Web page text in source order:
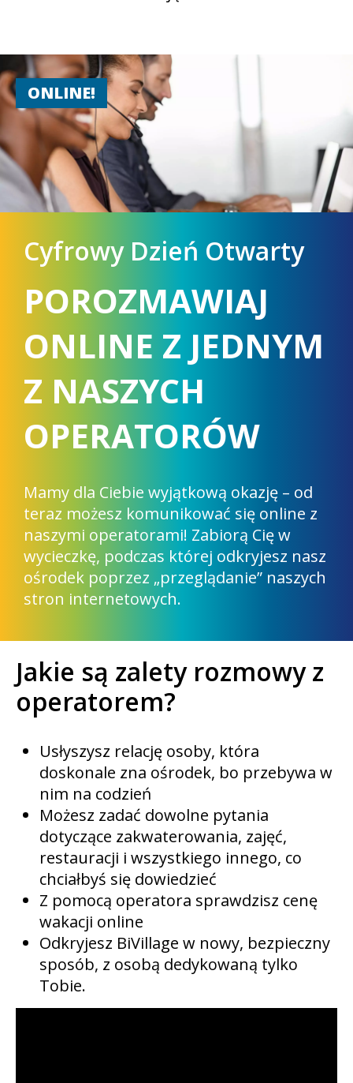
ONLINE!
Cyfrowy Dzień Otwarty
POROZMAWIAJ
ONLINE Z JEDNYM
Z NASZYCH
OPERATORÓW
Mamy dla Ciebie wyjątkową okazję – od
teraz możesz komunikować się online z
naszymi operatorami! Zabiorą Cię w
wycieczkę, podczas której odkryjesz nasz
ośrodek poprzez „przeglądanie” naszych
stron internetowych.
Jakie są zalety rozmowy z
operatorem?
Usłyszysz relację osoby, która
doskonale zna ośrodek, bo przebywa w
nim na codzień
Możesz zadać dowolne pytania
dotyczące zakwaterowania, zajęć,
restauracji i wszystkiego innego, co
chciałbyś się dowiedzieć
Z pomocą operatora sprawdzisz cenę
wakacji online
Odkryjesz BiVillage w nowy, bezpieczny
sposób, z osobą dedykowaną tylko
Tobie.